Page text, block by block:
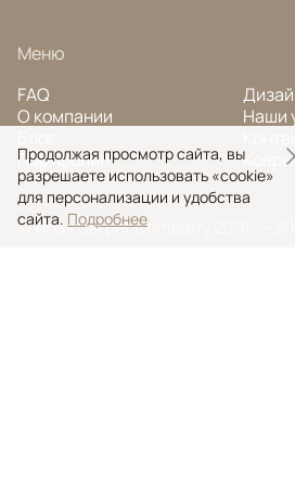
Меню
FAQ
О компании
Портфолио
Наши
Ковры
© Ansy Carpet Company 2005 —
Продолжая просмотр сайта, вы
разрешаете использовать «cookie»
для персонализации и удобства
сайта. Подробнее